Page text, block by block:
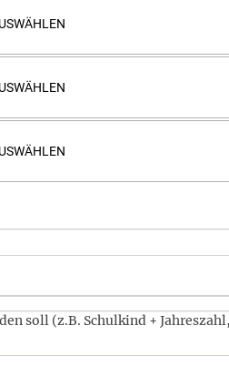
soll (z.B. Schulkind +